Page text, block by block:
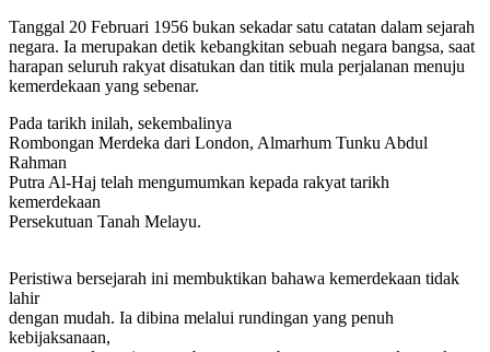
Tanggal 20 Februari 1956 bukan sekadar satu catatan dalam sejarah
negara. Ia merupakan detik kebangkitan sebuah negara bangsa, saat
harapan seluruh rakyat disatukan dan titik mula perjalanan menuju
kemerdekaan yang sebenar.
Pada tarikh inilah, sekembalinya
Rombongan Merdeka dari London, Almarhum Tunku Abdul
Rahman
Putra Al-Haj telah mengumumkan kepada rakyat tarikh
kemerdekaan
Persekutuan Tanah Melayu.
Peristiwa bersejarah ini membuktikan bahawa kemerdekaan tidak
lahir
dengan mudah. Ia dibina melalui rundingan yang penuh
kebijaksanaan,